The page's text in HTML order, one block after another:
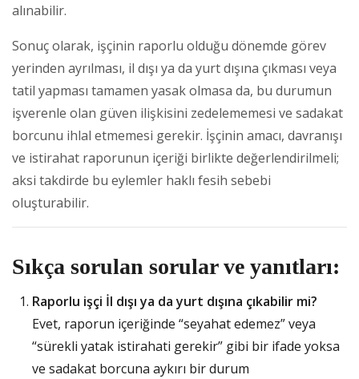
alınabilir.
Sonuç olarak, işçinin raporlu olduğu dönemde görev
yerinden ayrılması, il dışı ya da yurt dışına çıkması veya
tatil yapması tamamen yasak olmasa da, bu durumun
işverenle olan güven ilişkisini zedelememesi ve sadakat
borcunu ihlal etmemesi gerekir. İşçinin amacı, davranışı
ve istirahat raporunun içeriği birlikte değerlendirilmeli;
aksi takdirde bu eylemler haklı fesih sebebi
oluşturabilir.
Sıkça sorulan sorular ve yanıtları:
Raporlu işçi İl dışı ya da yurt dışına çıkabilir mi?
Evet, raporun içeriğinde “seyahat edemez” veya
“sürekli yatak istirahati gerekir” gibi bir ifade yoksa
ve sadakat borcuna aykırı bir durum